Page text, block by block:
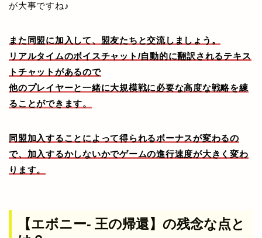
が大事ですね♪
また同盟に加入して、盟友たちと交流しましょう。
リアルタイムのボイスチャット/自動的に翻訳されるテキス
トチャットがあるので
他のプレイヤーと一緒に大規模戦に必要な高度な戦略を練
ることができます。
同盟加入することによって得られるボーナスが変わるの
で、 加入するかしないかでゲームの進行速度が大きく変わ
ります。
【エボニー- 王の帰還】の残念な点と